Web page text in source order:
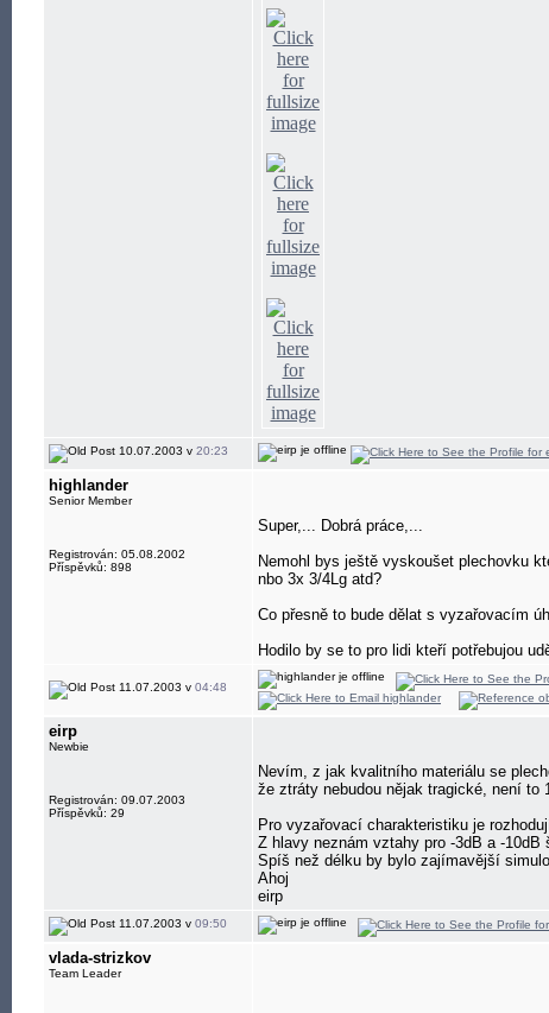
10.07.2003 v 20:23
highlander
Senior Member
Registrován: 05.08.2002
Příspěvků: 898
Super,... Dobrá práce,...
Nemohl bys ještě vyskoušet plechovku
nbo 3x 3/4Lg atd?
Co přesně to bude dělat s vyzařovacím
Hodilo by se to pro lidi kteří potřebujou
11.07.2003 v 04:48
eirp
Newbie
Registrován: 09.07.2003
Příspěvků: 29
Nevím, z jak kvalitního materiálu se
že ztráty nebudou nějak tragické, není to
Pro vyzařovací charakteristiku je
Z hlavy neznám vztahy pro -3dB a -
Spíš než délku by bylo zajímavější
Ahoj
eirp
11.07.2003 v 09:50
vlada-strizkov
Team Leader